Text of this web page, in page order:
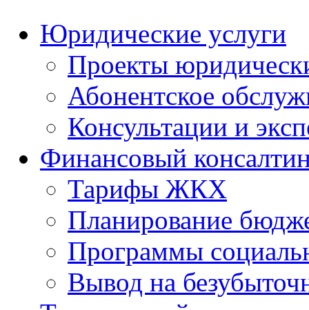
Юридические услуги
Проекты
Абонентское
Консультации и
Финансовый
Тарифы ЖКХ
Планирование
Программы
Вывод на